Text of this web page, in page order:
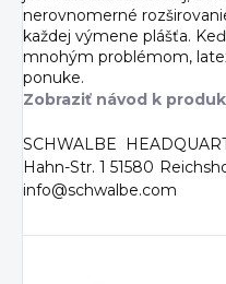
nerovnomerné
každej výmene plášťa.
mnohým problémom,
ponuke.
Zobraziť návod k
SCHWALBE
Hahn-Str. 1 51580
info@schwalbe.com